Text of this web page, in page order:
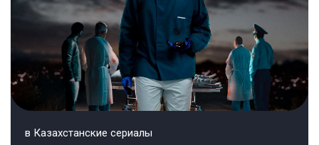
в Казахстанские сериалы